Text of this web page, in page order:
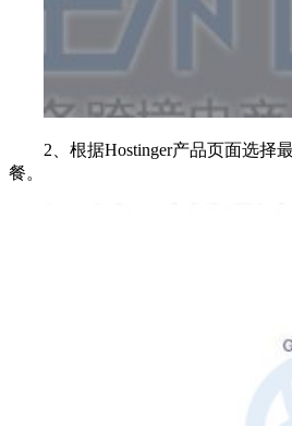
2、根据Hostinger产品页面选择
餐。